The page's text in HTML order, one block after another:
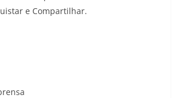
e Compartilhar.